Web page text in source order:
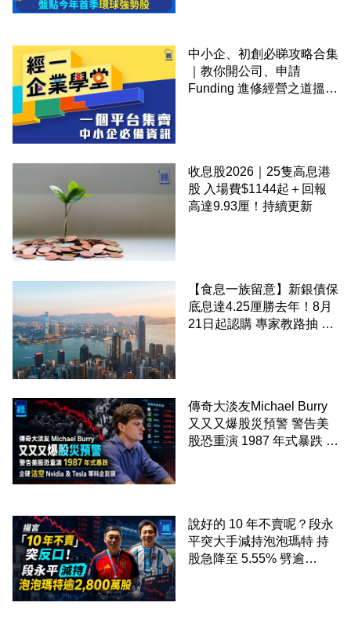
中小企、初創必睇攻略合集
｜教你開公司、申請
Funding 進修經營之道搵大
收息股2026｜25隻高息港
股 入場費$1144起＋回報
高達9.93厘！持續更新
【食息一族留意】新銀債保
底息達4.25厘勝去年！8月
21日起認購 專家教路抽 20
傳奇大淡友Michael Burry
又又又爆股災預警 警告美
股恐重演 1987 年式暴跌 企
說好的 10 年不賣呢？段永
平突大手減持泡泡瑪特 持
股急降至 5.55% 劈逾